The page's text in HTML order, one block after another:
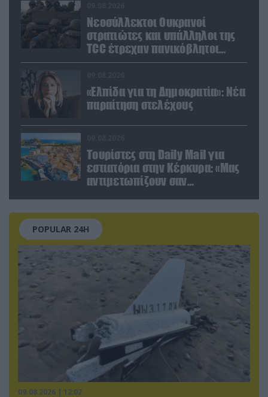
Νεοσύλλεκτοι Ουκρανοί
στρατιώτες και υπάλληλοι της
TCC έτρεχαν πανικόβλητοι
αλλά… εξοντώθηκαν – Δείτε
«Ελπίδα για τη Δημοκρατία»: Νέα
παραίτηση στελέχους
Τουρίστες στη Daily Mail για
εστιατόρια στην Κέρκυρα: «Μας
αντιμετωπίζουν σαν
POPULAR 24H
09.08.2026 | 12:02